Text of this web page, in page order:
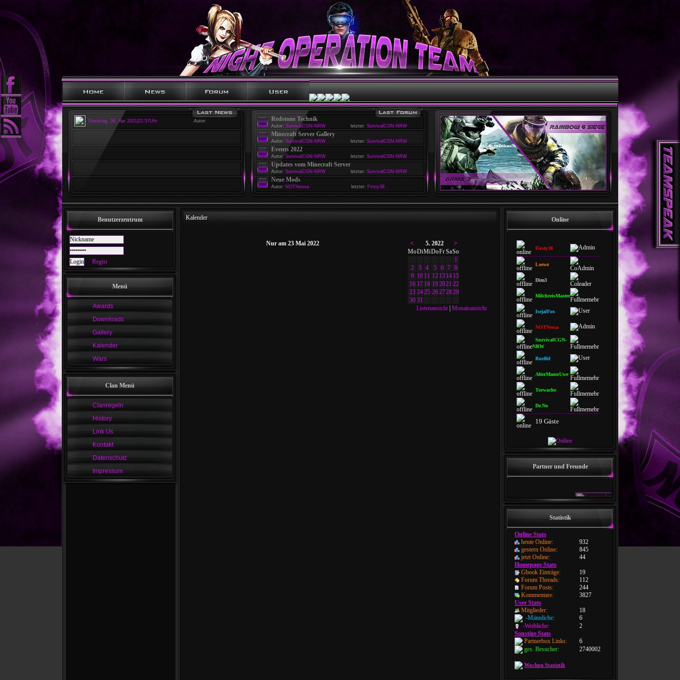
Dienstag, 06. Apr 2021|21:57Uhr Autor: Redstone Technik
Autor: SurvivalCGN-NRW letzter: SurvivalCGN-NRW
Minecraft Server Gallery
Autor: SurvivalCGN-NRW letzter: SurvivalCGN-NRW
Events 2022
Autor: SurvivalCGN-NRW letzter: SurvivalCGN-NRW
Updates vom Minecraft Server
Autor: SurvivalCGN-NRW letzter: SurvivalCGN-NRW
Neue Mods
Autor: NOTNessa letzter: Firsty38
Benutzerzentrum
Regist
Menü
Awards
Downloads
Gallery
Kalender
Wars
Clan Menü
Clanregeln
History
Link Us
Kontakt
Datenschutz
Impressum
Kalender
Nur am 23 Mai 2022 < 5. 2022
>
MoDiMiDoFrSaSo
1
2
3 4 5 6 7 8
9 10 11 12 1314 15
16 17 18 192021 22
23 2425 26272829
30 31
Listenansicht| Monatsansicht
Online
Firsty38
Loewe
Dim3
MilchreisMaster
IsejalFox
NOTNessa
SurvivalCGN-
NRW
Bueffel
AlterMannUwe
Torwache
Dr.No
19 Gäste
Partner und Freunde
Statistik
Online Stats
heute Online:
932
gestern Online:
845
jetzt Online:
44
Homepage Stats
Gbook Einträge:
19
Forum Threads:
112
Forum Posts:
244
Kommentare:
3827
User Stats
Mitglieder:
18
-Männliche:
6
-Weibliche:
2
Sonstige Stats
Partnerbox Links:
6
ges. Besucher:
2740002
Wochen Statistik